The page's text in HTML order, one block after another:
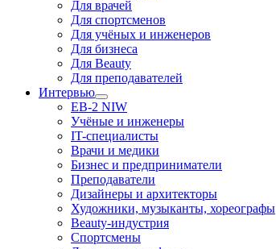
Для врачей
Для спортсменов
Для учёных и инженеров
Для бизнеса
Для Beauty
Для преподавателей
Интервью
EB-2 NIW
Учёные и инженеры
IT-специалисты
Врачи и медики
Бизнес и предприниматели
Преподаватели
Дизайнеры и архитекторы
Художники, музыканты, хореографы
Beauty-индустрия
Спортсмены